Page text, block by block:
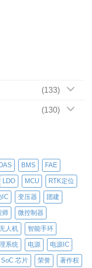
(133)
(130)
BMS FAE
LDO MCU RTK定位
IC 变压器 团建
师 微控制器
人机 智能手环
系统 电源 电源IC
芯片 荣誉 著作权